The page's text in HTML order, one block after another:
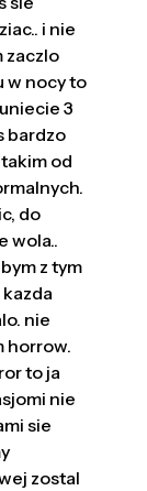
i nie
zaczlo
w nocy to
3
bardzo
od
do
wola..
z tym
kazda
nie
horrow.
to ja
nie
sie
zostal